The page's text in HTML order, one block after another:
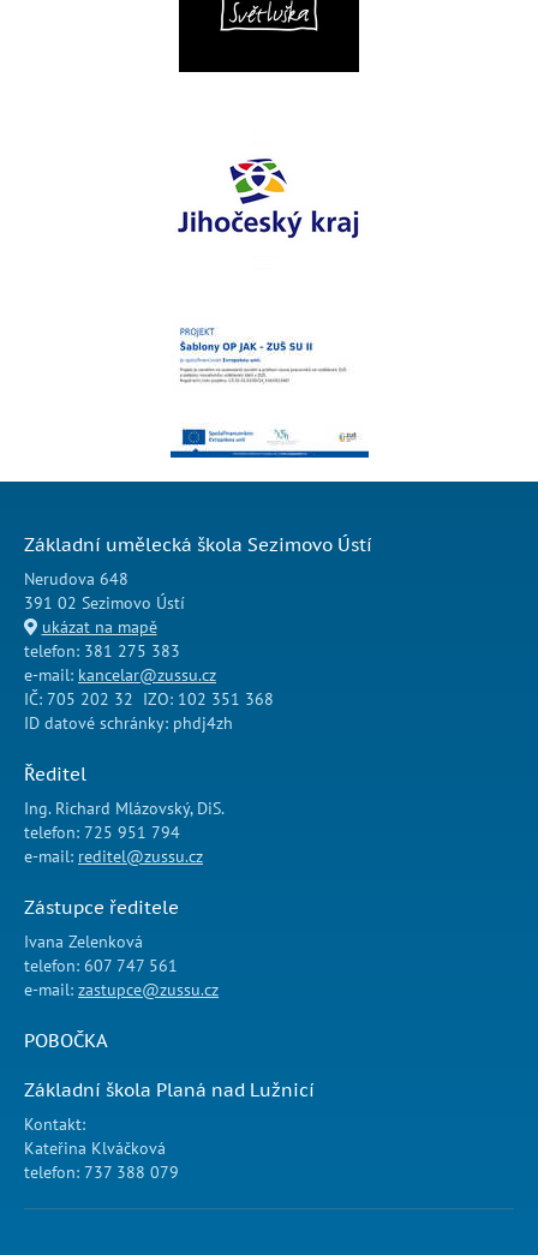
Základní umělecká škola Sezimovo Ústí
Nerudova 648
391 02 Sezimovo Ústí
ukázat na mapě
telefon: 381 275 383
e-mail: kancelar@zussu.cz
IČ: 705 202 32 IZO: 102 351 368
ID datové schránky: phdj4zh
Ředitel
Ing. Richard Mlázovský, DiS.
telefon: 725 951 794
e-mail: reditel@zussu.cz
Zástupce ředitele
Ivana Zelenková
telefon: 607 747 561
e-mail: zastupce@zussu.cz
POBOČKA
Základní škola Planá nad Lužnicí
Kontakt:
Kateřina Klváčková
telefon: 737 388 079